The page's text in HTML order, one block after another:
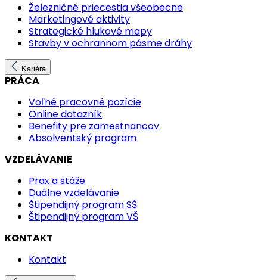
Železničné priecestia všeobecne
Marketingové aktivity
Strategické hlukové mapy
Stavby v ochrannom pásme dráhy
Kariéra
PRÁCA
Voľné pracovné pozície
Online dotazník
Benefity pre zamestnancov
Absolventský program
VZDELÁVANIE
Prax a stáže
Duálne vzdelávanie
Štipendijný program SŠ
Štipendijný program VŠ
KONTAKT
Kontakt